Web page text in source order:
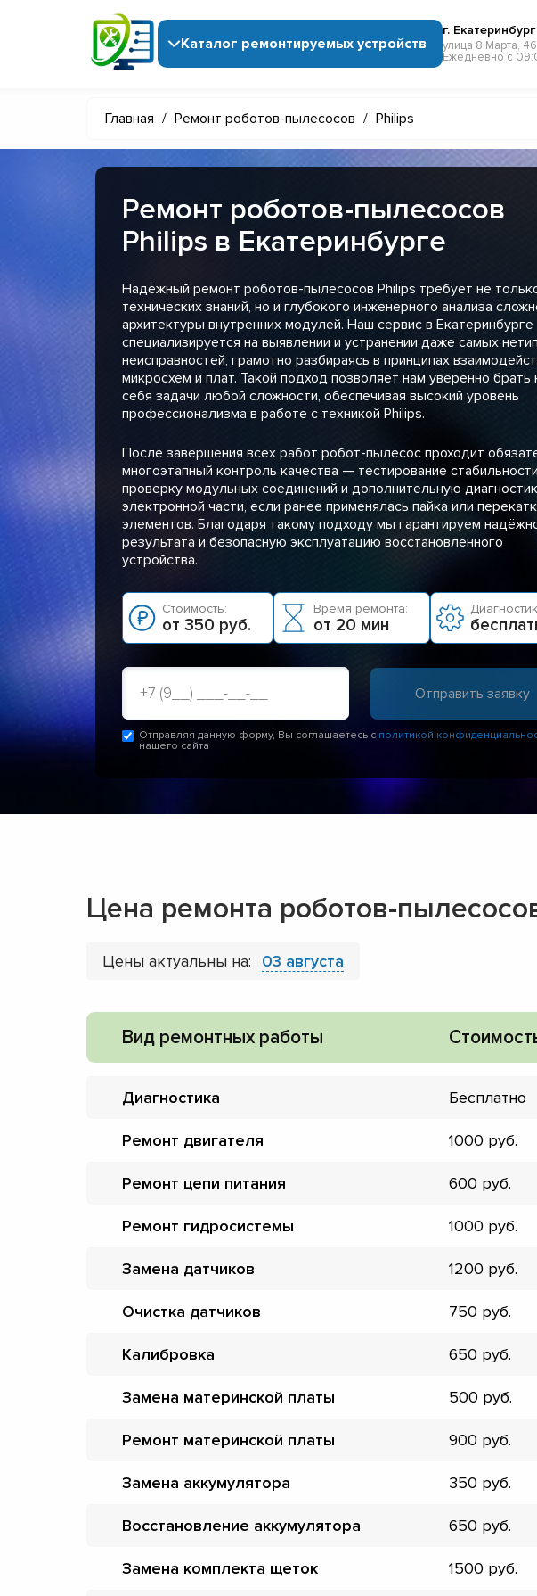
Каталог ремонтируемых устройств
г. Екатеринбург
улица 8 Марта, 46
Ежедневно с
Главная / Ремонт роботов-пылесосов / Philips
Ремонт роботов-пылесосов
Philips в Екатеринбурге
Надёжный ремонт роботов-пылесосов Philips требует не
технических знаний, но и глубокого инженерного анализа
архитектуры внутренних модулей. Наш сервис в Екатеринбурге
специализируется на выявлении и устранении даже самых
неисправностей, грамотно разбираясь в принципах
микросхем и плат. Такой подход позволяет нам уверенно брать
себя задачи любой сложности, обеспечивая высокий уровень
профессионализма в работе с техникой Philips.
После завершения всех работ робот-пылесос проходит
многоэтапный контроль качества — тестирование
проверку модульных соединений и дополнительную
электронной части, если ранее применялась пайка или
элементов. Благодаря такому подходу мы гарантируем
результата и безопасную эксплуатацию восстановленного
устройства.
Стоимость:
от 350 руб.
Время ремонта:
от 20 мин
Отправляя данную форму, Вы соглашаетесь с политикой
нашего сайта
Цена ремонта роботов-
Цены актуальны на: 03 августа
Вид ремонтных работы
Диагностика Бесплатно
Ремонт двигателя 1000
Ремонт цепи питания 600
Ремонт гидросистемы 1000
Замена датчиков 1200
Очистка датчиков 750
Калибровка 650
Замена материнской платы 500
Ремонт материнской платы 900
Замена аккумулятора 350
Восстановление аккумулятора 650
Замена комплекта щеток 1500